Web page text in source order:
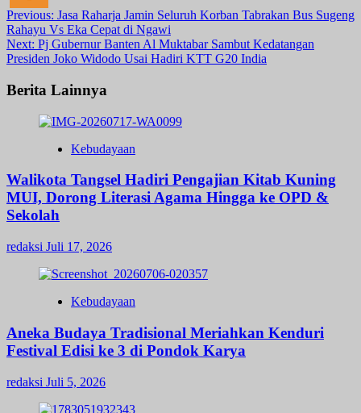
Post
navigation
Previous: Jasa Raharja Jamin Seluruh Korban Tabrakan Bus Sugeng
Rahayu Vs Eka Cepat di Ngawi
Next: Pj Gubernur Banten Al Muktabar Sambut Kedatangan
Presiden Joko Widodo Usai Hadiri KTT G20 India
Berita Lainnya
Kebudayaan
Walikota Tangsel Hadiri Pengajian Kitab Kuning
MUI, Dorong Literasi Agama Hingga ke OPD &
Sekolah
redaksi Juli 17, 2026
Kebudayaan
Aneka Budaya Tradisional Meriahkan Kenduri
Festival Edisi ke 3 di Pondok Karya
redaksi Juli 5, 2026